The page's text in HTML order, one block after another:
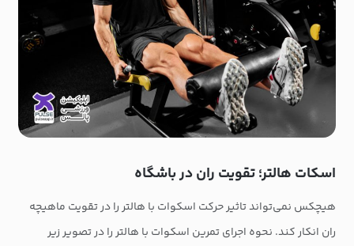
اسکات هالتر؛ تقویت ران در باشگاه
هیچکس نمی‌تواند تاثیر حرکت اسکوات با هالتر را در تقویت ماهیچه
ران انکار کند. نحوه اجرای تمرین اسکوات با هالتر را در تصویر زیر